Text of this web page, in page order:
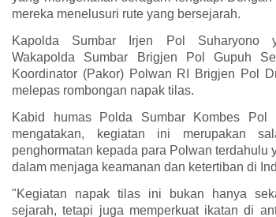
mereka menelusuri rute yang bersejarah.
Kapolda Sumbar Irjen Pol Suharyono
Wakapolda Sumbar Brigjen Pol Gupuh
Koordinator (Pakor) Polwan RI Brigjen Pol
melepas rombongan napak tilas.
Kabid humas Polda Sumbar Kombes Pol
mengatakan, kegiatan ini merupakan
penghormatan kepada para Polwan terdahulu
dalam menjaga keamanan dan ketertiban di
"Kegiatan napak tilas ini bukan hanya
sejarah, tetapi juga memperkuat ikatan di